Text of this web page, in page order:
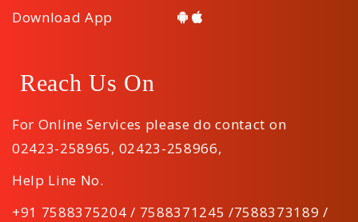
Download App
Reach Us On
For Online Services please do contact on
02423-258965, 02423-258966,
Help Line No.
+91 7588375204 / 7588371245 /7588373189 /